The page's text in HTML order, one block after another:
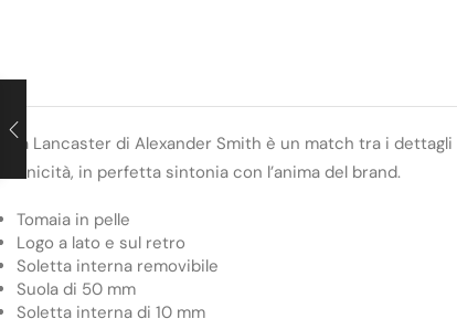
la Lancaster di Alexander Smith è un match tra i
unicità, in perfetta sintonia con l’anima del brand.
Tomaia in pelle
Logo a lato e sul retro
Soletta interna removibile
Suola di 50 mm
Soletta interna di 10 mm